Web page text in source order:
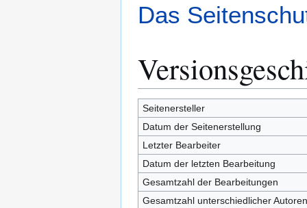
Das
Seitenersteller
Datum der Seitenerstellung
Letzter Bearbeiter
Datum der letzten Bearbeitung
Gesamtzahl der Bearbeitungen
Gesamtzahl unterschiedlicher Autoren